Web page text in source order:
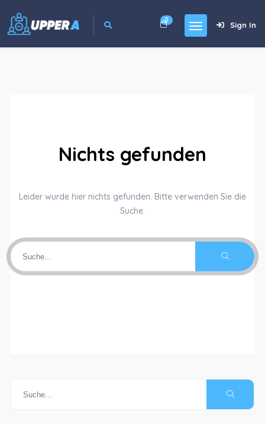
Sign In
0
Nichts gefunden
Leider wurde hier nichts gefunden. Bitte verwenden Sie die
Suche.